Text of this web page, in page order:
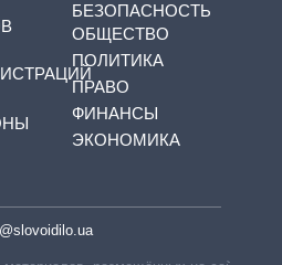
БЕЗОПАСНОСТЬ
ОБЩЕСТВО
ПОЛИТИКА
ПРАВО
ФИНАНСЫ
ЭКОНОМИКА